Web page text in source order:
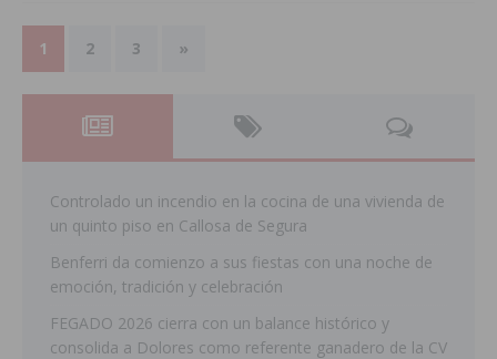
1 2 3 »
Controlado un incendio en la cocina de una vivienda de
un quinto piso en Callosa de Segura
Benferri da comienzo a sus fiestas con una noche de
emoción, tradición y celebración
FEGADO 2026 cierra con un balance histórico y
consolida a Dolores como referente ganadero de la CV